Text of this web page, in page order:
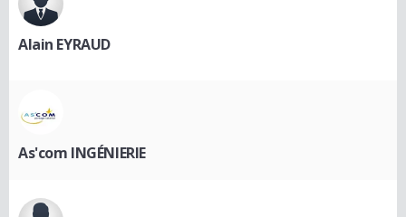
Alain EYRAUD
As'com INGÉNIERIE